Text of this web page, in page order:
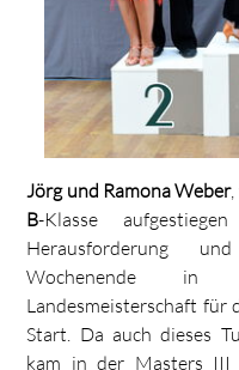
Jörg und Ramona Weber
B-Klasse
Herausforderung
Wochenende in
Landesmeisterschaft für
Start. Da auch dieses
kam in der Masters III